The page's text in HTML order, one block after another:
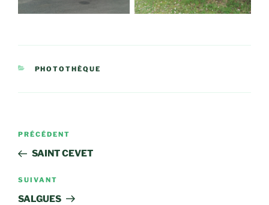
CATÉGORIES
PHOTOTHÈQUE
Navigation
l’article
Article
précédent
PRÉCÉDENT
SAINT CEVET
Article
suivant
SUIVANT
SALGUES